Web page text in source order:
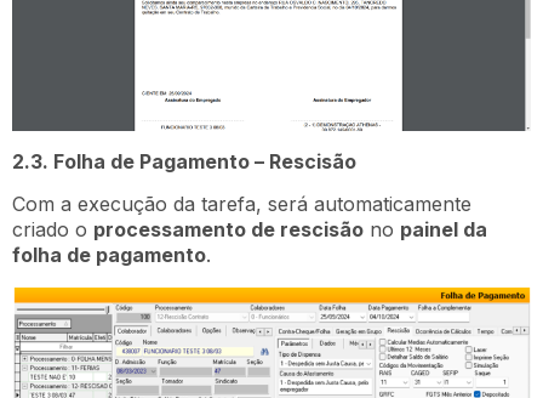
2.3. Folha de Pagamento – Rescisão
Com a execução da tarefa, será automaticamente
criado o processamento de rescisão no painel da
folha de pagamento.